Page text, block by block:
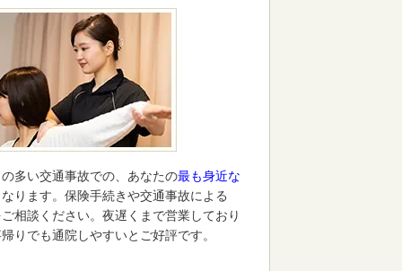
多い交通事故での、あなたの最も身近な
ります。保険手続きや交通事故による
相談ください。夜遅くまで営業しており
りでも通院しやすいとご好評です。